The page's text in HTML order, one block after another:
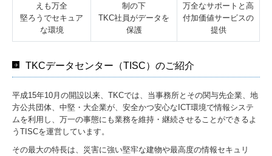
えも万全
堅ろうでセキュア
な環境
制の下
TKC社員がデータを
保護
万全なサポートと高
付加価値サービスの
提供
TKCデータセンター（TISC）のご紹介
平成15年10月の開設以来、TKCでは、当事務所とその関与先企業、地
方公共団体、中堅・大企業が、安全かつ安心なICT環境で情報システ
ムを利用し、万一の事態にも業務を維持・継続させることができるよ
うTISCを運営しています。
その最大の特長は、災害に強い堅牢な建物や最高度の情報セキュリ